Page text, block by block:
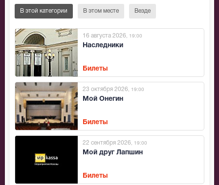
В этой категории В этом месте Везде
Наследники
16 августа 2026 , 19:00
Билеты
Мой Онегин
23 октября 2026 , 19:00
Билеты
Мой друг Лапшин
22 сентября 2026 , 19:00
Билеты